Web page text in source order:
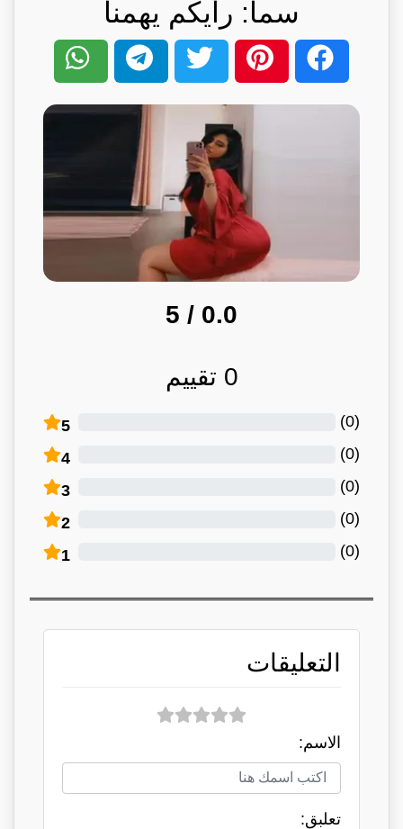
سما: رأيكم يهمنا
0.0
/ 5
0 تقييم
5 (
0
)
4 (
0
)
3 (
0
)
2 (
0
)
1 (
0
)
التعليقات
الاسم:
تعلبق: